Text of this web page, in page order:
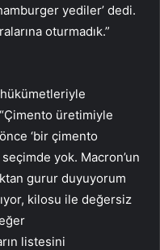
yediler’ dedi.
oturmadık.”
üretimiyle
‘bir çimento
yok. Macron’un
gurur duyuyorum
kilosu ile değersiz
listesini